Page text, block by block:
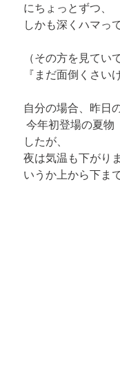
にちょっとずつ、
しかも深くハマっ
（その方を見てい
『まだ面倒くさい
今年初登場の夏物
したが、
夜は気温も下がり
いうか上から下ま